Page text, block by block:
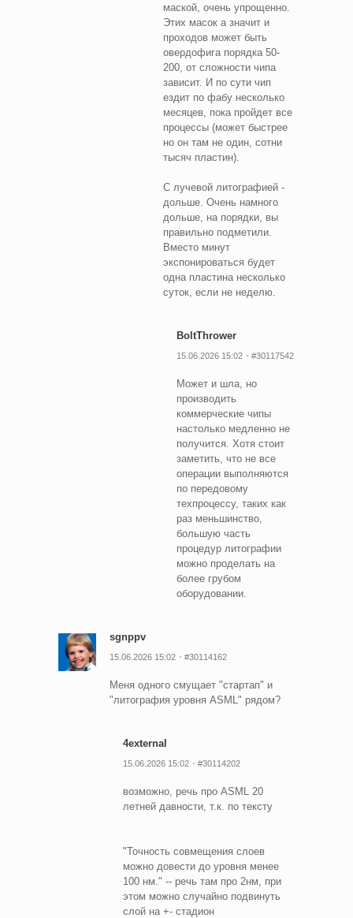
маской, очень упрощенно.
Этих масок а значит и
проходов может быть
овердофига порядка 50-
200, от сложности чипа
зависит. И по сути чип
ездит по фабу несколько
месяцев, пока пройдет все
процессы (может быстрее
но он там не один, сотни
тысяч пластин).
С лучевой литографией -
дольше. Очень намного
дольше, на порядки, вы
правильно подметили.
Вместо минут
экспонироваться будет
одна пластина несколько
суток, если не неделю.
BoltThrower
15.06.2026 15:02 #30117542
Может и шла, но
производить
коммерческие чипы
настолько медленно не
получится. Хотя стоит
заметить, что не все
операции выполняются
по передовому
техпроцессу, таких как
раз меньшинство,
большую часть
процедур литографии
можно проделать на
более грубом
оборудовании.
sgnppv
15.06.2026 15:02 #30114162
Меня одного смущает "стартап" и
"литография уровня ASML" рядом?
4external
15.06.2026 15:02 #30114202
возможно, речь про ASML 20
летней давности, т.к. по тексту
"Точность совмещения слоев
можно довести до уровня менее
100 нм." -- речь там про 2нм, при
этом можно случайно подвинуть
слой на +- стадион